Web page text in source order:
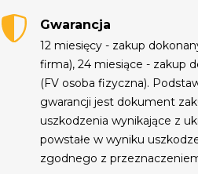
Gwarancja
12 miesięcy - zakup
firma), 24 miesiące - zakup
(FV osoba fizyczna).
gwarancji jest dokument
uszkodzenia wynikające z
powstałe w wyniku
zgodnego z